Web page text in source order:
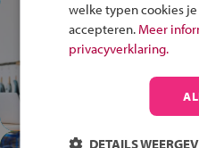
In de
plek!
op de
anders is!
welke typen cookies
accepteren. Meer
privacyverklaring.
DETAILS